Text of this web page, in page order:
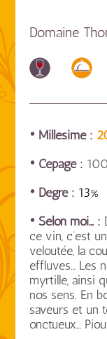
Domaine
• Millésime :
• Cépage :
• Degré : 13%
• Selon moi… :
ce vin, c’est
veloutée, la
effluves… Les
myrtille, ainsi
nos sens. En
saveurs et un
onctueux…